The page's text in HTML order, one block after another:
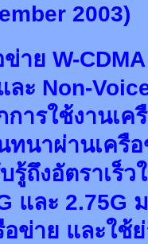
2003)
ข่าย W-
ละ Non-
การใช้งานเ
ทนาผ่านเครื
รู้ถึงอัตราเร็
และ 2.75G
อข่าย และใช้